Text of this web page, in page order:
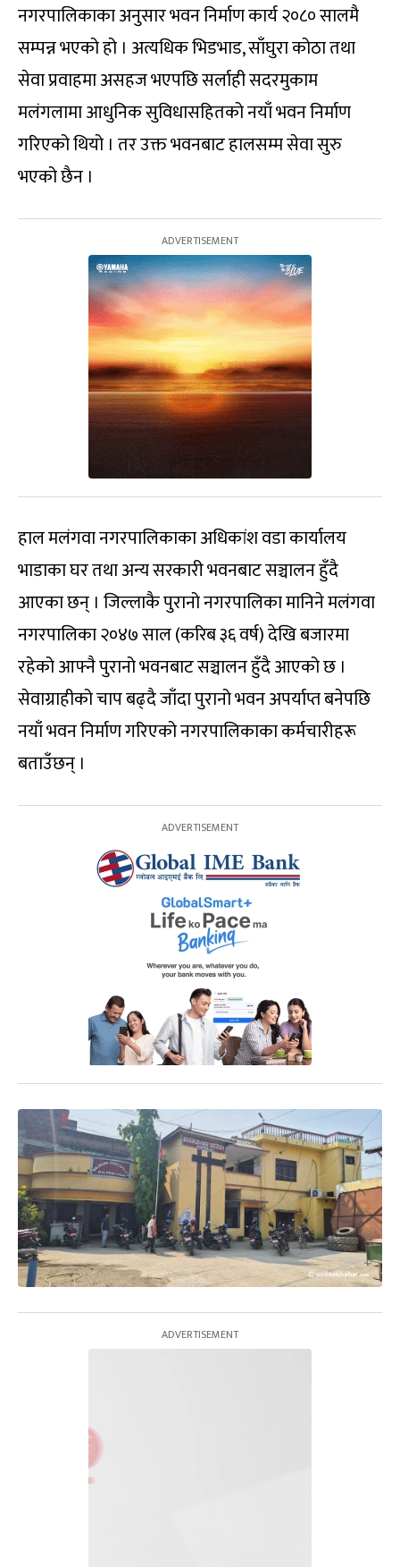
नगरपालिकाका अनुसार भवन निर्माण कार्य २०८० सालमै
सम्पन्न भएको हो । अत्यधिक भिडभाड, साँघुरा कोठा तथा
सेवा प्रवाहमा असहज भएपछि सर्लाही सदरमुकाम
मलंगलामा आधुनिक सुविधासहितको नयाँ भवन निर्माण
गरिएको थियो । तर उक्त भवनबाट हालसम्म सेवा सुरु
भएको छैन ।
हाल मलंगवा नगरपालिकाका अधिकांश वडा कार्यालय
भाडाका घर तथा अन्य सरकारी भवनबाट सञ्चालन हुँदै
आएका छन् । जिल्लाकै पुरानो नगरपालिका मानिने मलंगवा
नगरपालिका २०४७ साल (करिब ३६ वर्ष) देखि बजारमा
रहेको आफ्नै पुरानो भवनबाट सञ्चालन हुँदै आएको छ ।
सेवाग्राहीको चाप बढ्दै जाँदा पुरानो भवन अपर्याप्त बनेपछि
नयाँ भवन निर्माण गरिएको नगरपालिकाका कर्मचारीहरू
बताउँछन् ।